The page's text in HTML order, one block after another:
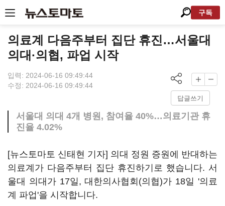
구독
의료계 다음주부터 집단 휴진…서울대
의대·의협, 파업 시작
입력: 2024-06-16 09:49:44
수정: 2024-06-16 09:49:44
답글쓰기
서울대 의대 4개 병원, 참여율 40%…의료기관 휴
진율 4.02%
[뉴스토마토 신태현 기자] 의대 정원 증원에 반대하는
의료계가 다음주부터 집단 휴진하기로 했습니다. 서
울대 의대가 17일, 대한의사협회(의협)가 18일 '의료
계 파업'을 시작합니다.